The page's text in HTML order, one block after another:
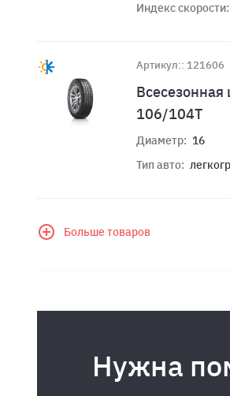
Индекс скорости:
Артикул:: 121606
106/104T
Диаметр: 16
Тип авто:
Больше товаров
Нужна